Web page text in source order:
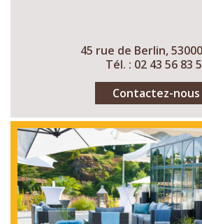
45 rue de Berlin,
Tél. : 02 43 56 83
Contactez-nous